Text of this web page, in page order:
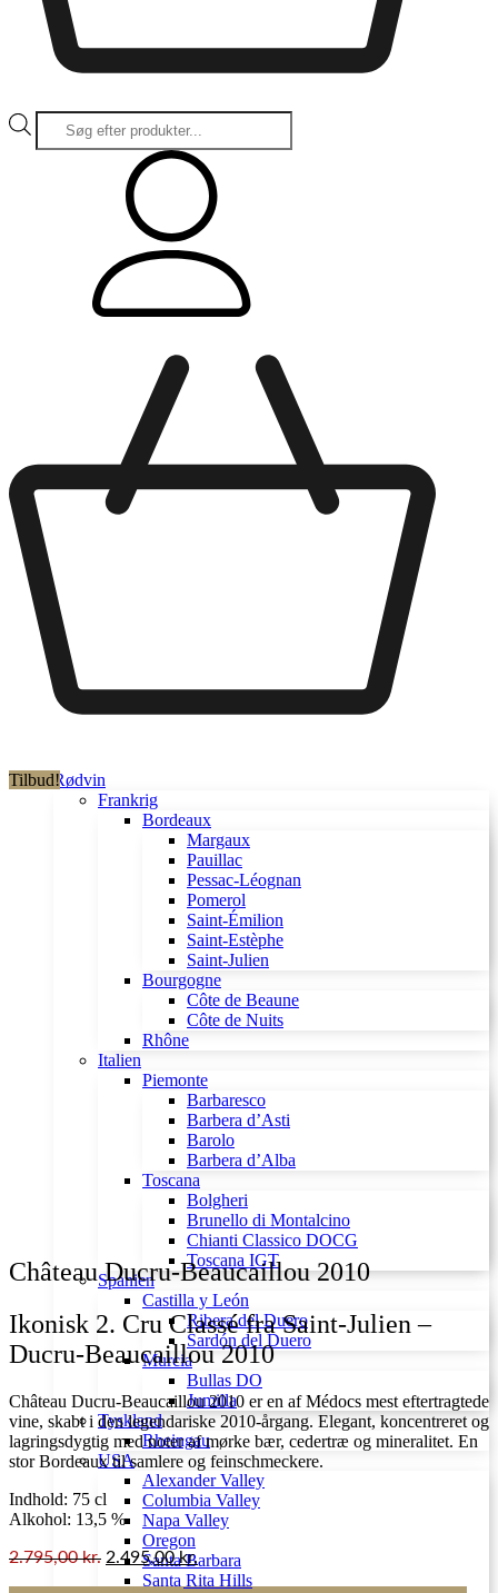
Products
search
Rødvin
Frankrig
Bordeaux
Margaux
Pauillac
Pessac-Léognan
Pomerol
Saint-Émilion
Saint-Estèphe
Saint-Julien
Bourgogne
Côte de Beaune
Côte de Nuits
Rhône
Italien
Piemonte
Barbaresco
Barbera d’Asti
Barolo
Barbera d’Alba
Toscana
Bolgheri
Brunello di Montalcino
Chianti Classico DOCG
Toscana IGT
Spanien
Castilla y León
Ribera del Duero
Sardón del Duero
Murcia
Bullas DO
Jumilla
Tyskland
Rheingau
USA
Alexander Valley
Columbia Valley
Napa Valley
Oregon
Santa Barbara
Santa Rita Hills
Tilbud!
Château Ducru-Beaucaillou 2010
Ikonisk 2. Cru Classé fra Saint-Julien –
Ducru-Beaucaillou 2010
Château Ducru-Beaucaillou 2010 er en af Médocs mest eftertragtede
vine, skabt i den legendariske 2010-årgang. Elegant, koncentreret og
lagringsdygtig med noter af mørke bær, cedertræ og mineralitet. En
stor Bordeaux til samlere og feinschmeckere.
Indhold: 75 cl
Alkohol: 13,5 %
2.795,00kr. 2.495,00kr.